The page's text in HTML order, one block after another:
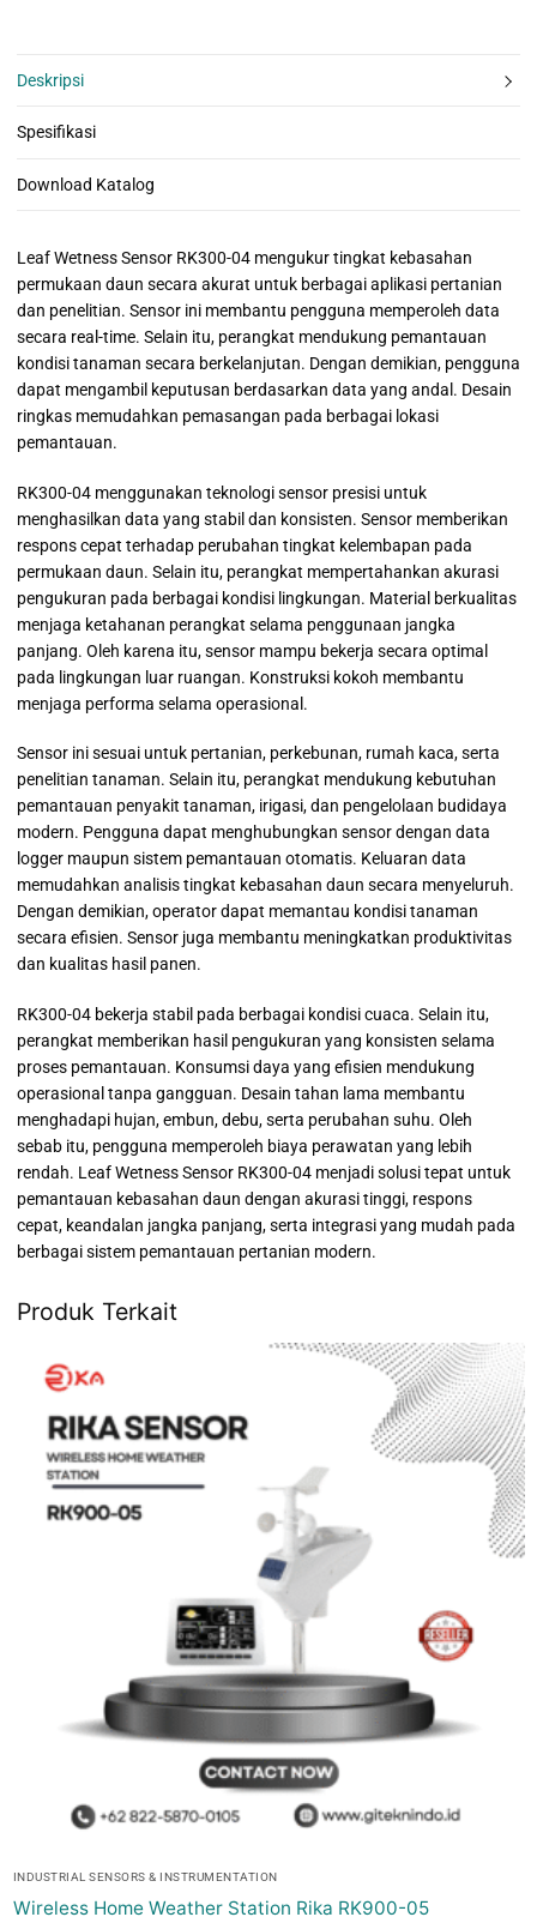
Deskripsi
Spesifikasi
Download Katalog
Leaf Wetness Sensor RK300-04 mengukur tingkat kebasahan
permukaan daun secara akurat untuk berbagai aplikasi pertanian
dan penelitian. Sensor ini membantu pengguna memperoleh data
secara real-time. Selain itu, perangkat mendukung pemantauan
kondisi tanaman secara berkelanjutan. Dengan demikian, pengguna
dapat mengambil keputusan berdasarkan data yang andal. Desain
ringkas memudahkan pemasangan pada berbagai lokasi
pemantauan.
RK300-04 menggunakan teknologi sensor presisi untuk
menghasilkan data yang stabil dan konsisten. Sensor memberikan
respons cepat terhadap perubahan tingkat kelembapan pada
permukaan daun. Selain itu, perangkat mempertahankan akurasi
pengukuran pada berbagai kondisi lingkungan. Material berkualitas
menjaga ketahanan perangkat selama penggunaan jangka
panjang. Oleh karena itu, sensor mampu bekerja secara optimal
pada lingkungan luar ruangan. Konstruksi kokoh membantu
menjaga performa selama operasional.
Sensor ini sesuai untuk pertanian, perkebunan, rumah kaca, serta
penelitian tanaman. Selain itu, perangkat mendukung kebutuhan
pemantauan penyakit tanaman, irigasi, dan pengelolaan budidaya
modern. Pengguna dapat menghubungkan sensor dengan data
logger maupun sistem pemantauan otomatis. Keluaran data
memudahkan analisis tingkat kebasahan daun secara menyeluruh.
Dengan demikian, operator dapat memantau kondisi tanaman
secara efisien. Sensor juga membantu meningkatkan produktivitas
dan kualitas hasil panen.
RK300-04 bekerja stabil pada berbagai kondisi cuaca. Selain itu,
perangkat memberikan hasil pengukuran yang konsisten selama
proses pemantauan. Konsumsi daya yang efisien mendukung
operasional tanpa gangguan. Desain tahan lama membantu
menghadapi hujan, embun, debu, serta perubahan suhu. Oleh
sebab itu, pengguna memperoleh biaya perawatan yang lebih
rendah. Leaf Wetness Sensor RK300-04 menjadi solusi tepat untuk
pemantauan kebasahan daun dengan akurasi tinggi, respons
cepat, keandalan jangka panjang, serta integrasi yang mudah pada
berbagai sistem pemantauan pertanian modern.
Produk Terkait
INDUSTRIAL SENSORS & INSTRUMENTATION
Wireless Home Weather Station Rika RK900-05